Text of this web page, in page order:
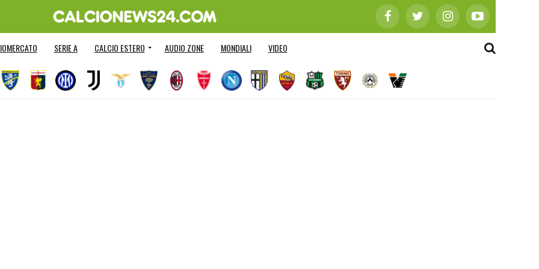
SERIE A CALCIO ESTERO AUDIO ZONE MONDIALI VIDEO